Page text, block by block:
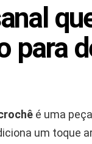
para
é uma
um toque